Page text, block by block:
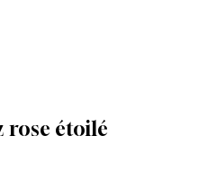
rose étoilé